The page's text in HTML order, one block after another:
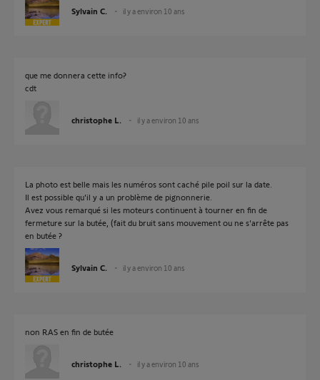
Sylvain C. il y a environ 10 ans
que me donnera cette info?
cdt
christophe L. il y a environ 10 ans
La photo est belle mais les numéros sont caché pile poil sur la date.
Il est possible qu'il y a un problème de pignonnerie.
Avez vous remarqué si les moteurs continuent à tourner en fin de
fermeture sur la butée, (fait du bruit sans mouvement ou ne s'arrête pas
en butée ?
Sylvain C. il y a environ 10 ans
non RAS en fin de butée
christophe L. il y a environ 10 ans